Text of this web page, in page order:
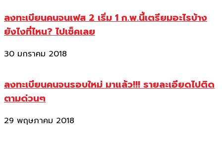
ลงทะเบียนคนจนเฟส 2 เริ่ม 1 ก.พ.นี้เตรียมอะไรบ้าง
ยังไงที่ไหน? ไปเช็คเลย
30 มกราคม 2018
ลงทะเบียนคนจนรอบใหม่ มาแล้ว!!! รายละเอียดไปติด
ตามด่วนๆ
29 พฤษภาคม 2018